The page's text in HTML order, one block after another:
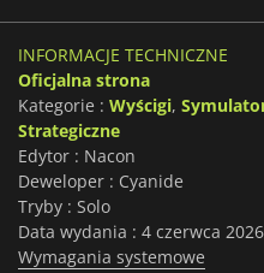
INFORMACJE TECHNICZNE
Oficjalna strona
Kategorie : Wyścigi,
Strategiczne
Edytor : Nacon
Deweloper : Cyanide
Tryby : Solo
Data wydania : 4 czerwca 2026
Wymagania systemowe